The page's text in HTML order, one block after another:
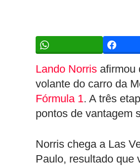
Lando Norris afirmou
volante do carro da
Fórmula 1. A três
pontos de vantagem
Norris chega a Las
Paulo, resultado que